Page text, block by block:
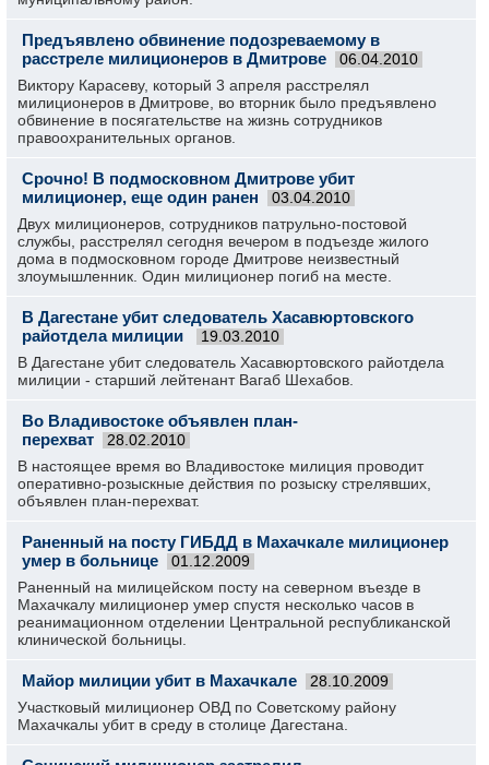
Предъявлено обвинение подозреваемому в
расстреле милиционеров в Дмитрове
06.04.2010
Виктору Карасеву, который 3 апреля расстрелял
милиционеров в Дмитрове, во вторник было предъявлено
обвинение в посягательстве на жизнь сотрудников
правоохранительных органов.
Срочно! В подмосковном Дмитрове убит
милиционер, еще один ранен
03.04.2010
Двух милиционеров, сотрудников патрульно-постовой
службы, расстрелял сегодня вечером в подъезде жилого
дома в подмосковном городе Дмитрове неизвестный
злоумышленник. Один милиционер погиб на месте.
В Дагестане убит следователь Хасавюртовского
райотдела милиции
19.03.2010
В Дагестане убит следователь Хасавюртовского райотдела
милиции - старший лейтенант Вагаб Шехабов.
Во Владивостоке объявлен план-
перехват
28.02.2010
В настоящее время во Владивостоке милиция проводит
оперативно-розыскные действия по розыску стрелявших,
объявлен план-перехват.
Раненный на посту ГИБДД в Махачкале милиционер
умер в больнице
01.12.2009
Раненный на милицейском посту на северном въезде в
Махачкалу милиционер умер спустя несколько часов в
реанимационном отделении Центральной республиканской
клинической больницы.
Майор милиции убит в Махачкале 28.10.2009
Участковый милиционер ОВД по Советскому району
Махачкалы убит в среду в столице Дагестана.